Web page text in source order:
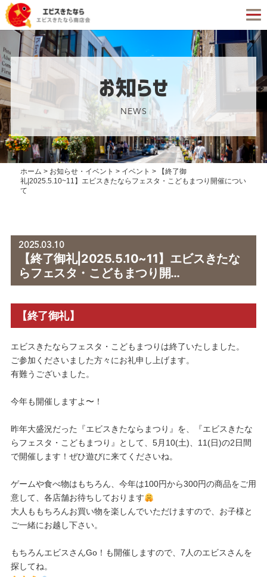
お知らせ
NEWS
ホーム > お知らせ・イベント > イベント >
【終了御
礼|2025.5.10~11】エビスきたならフェスタ・こどもまつり開催につい
て
2025.03.10
【終了御礼|2025.5.10~11】エビスきたな
らフェスタ・こどもまつり開…
【終了御礼】
エビスきたならフェスタ・こどもまつりは終了いたしました。
ご参加くださいました方々にお礼申し上げます。
有難うございました。
今年も開催しますよ〜！
昨年大盛況だった『エビスきたならまつり』を、『エビスきたな
らフェスタ・こどもまつり』として、5月10(土)、11(日)の2日間
で開催します！ぜひ遊びに来てくださいね。
ゲームや食べ物はもちろん、今年は100円から300円の商品をご用
意して、各店舗お待ちしております
大人ももちろんお買い物を楽しんでいただけますので、お子様と
ご一緒にお越し下さい。
もちろんエビスさんGo！も開催しますので、7人のエビスさんを
探してね。